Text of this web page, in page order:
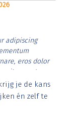
adipiscing
eros dolor
vitae erat.
lorem
posuere.
je de kans
én zelf te